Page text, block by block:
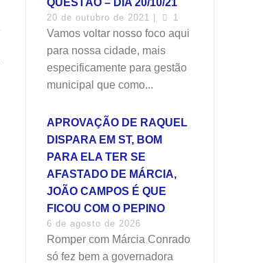
QUESTÃO – DIA 20/10/21
20 de outubro de 2021 | 1
Vamos voltar nosso foco aqui
para nossa cidade, mais
especificamente para gestão
municipal que como...
APROVAÇÃO DE RAQUEL
DISPARA EM ST, BOM
PARA ELA TER SE
AFASTADO DE MÁRCIA,
JOÃO CAMPOS É QUE
FICOU COM O PEPINO
6 de agosto de 2026
Romper com Márcia Conrado
só fez bem a governadora